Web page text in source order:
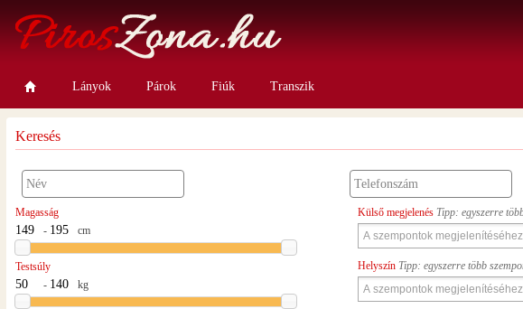
Lányok Párok Fiúk Transzik
Keresés
Magasság
-
cm
Testsúly
-
kg
Külső megjelenés Tipp: egyszerre
Helyszín Tipp: egyszerre több